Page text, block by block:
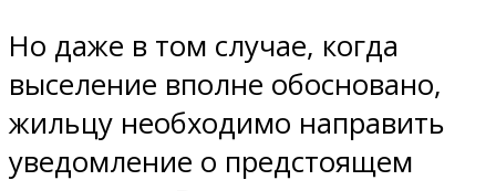
Но даже в том случае, когда
выселение вполне обосновано,
жильцу необходимо направить
уведомление о предстоящем